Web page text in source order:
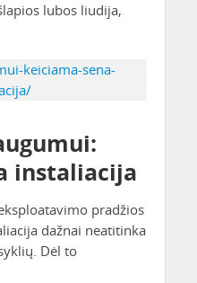
lubos liudija,
keiciama-sena-
instaliacija
pradžios
dažnai neatitinka
Dėl to